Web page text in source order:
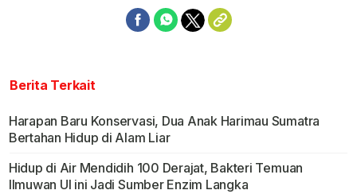
Berita Terkait
Harapan Baru Konservasi, Dua Anak Harimau Sumatra
Bertahan Hidup di Alam Liar
Hidup di Air Mendidih 100 Derajat, Bakteri Temuan
Ilmuwan UI ini Jadi Sumber Enzim Langka